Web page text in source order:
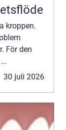
kroppen.
För den
30 juli 2026